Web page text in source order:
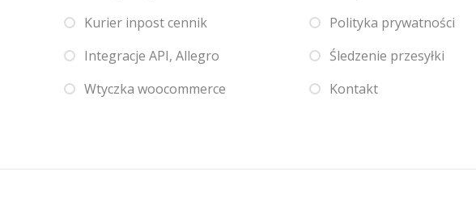
Kurier inpost cennik
Integracje API, Allegro
Wtyczka woocommerce
Polityka prywatności
Śledzenie przesyłki
Kontakt